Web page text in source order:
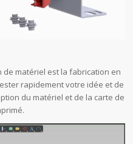
de matériel est la fabrication en
rapidement votre idée et de
du matériel et de la carte de